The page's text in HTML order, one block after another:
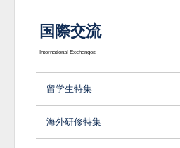
国際交流
International Exchanges
留学生特集
海外研修特集